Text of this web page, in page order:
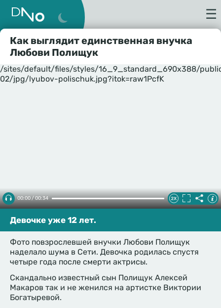
☰
Как выглядит единственная внучка
Любови Полищук
/sites/default/files/styles/16_9_standard_690x388/
02/jpg/lyubov-polischuk.jpg?itok=raw1PcfK
00:00 / 00:34
Девочке уже 12 лет.
Фото повзрослевшей внучки Любови Полищук
наделало шума в Сети. Девочка родилась спустя
четыре года после смерти актрисы.
Скандально известный сын Полищук Алексей
Макаров так и не женился на артистке Виктории
Богатыревой.